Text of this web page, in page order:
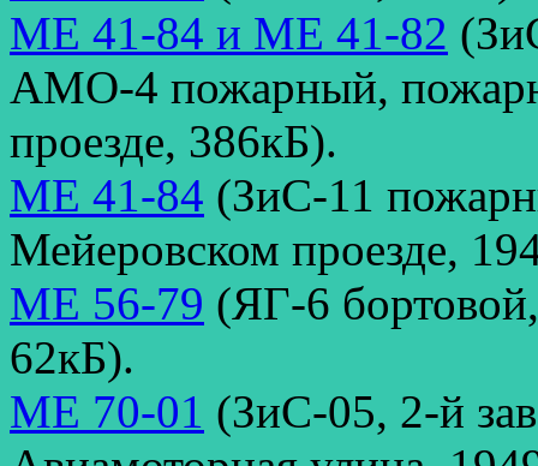
МЕ 41-84 и МЕ 41-82
АМО-4 пожарный,
проезде, 386кБ).
МЕ 41-84 (ЗиС-11
Мейеровском проезде,
МЕ 56-79 (ЯГ-6
62кБ).
МЕ 70-01 (ЗиС-05, 2-й